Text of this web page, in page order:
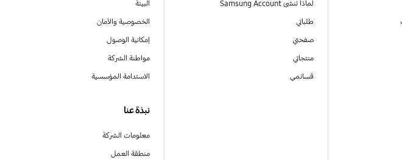
لماذا تنشئ Samsung Account
طلباتي
صفحتي
منتجاتي
قسائمي
البيئة
الخصوصية والأمان
إمكانية الوصول
مواطنة الشركة
الاستدامة المؤسسية
نبذة عنا
معلومات الشركة
منطقة العمل